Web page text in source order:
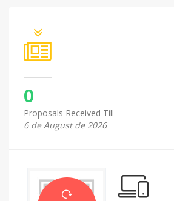
0
Proposals Received Till
6 de August de 2026